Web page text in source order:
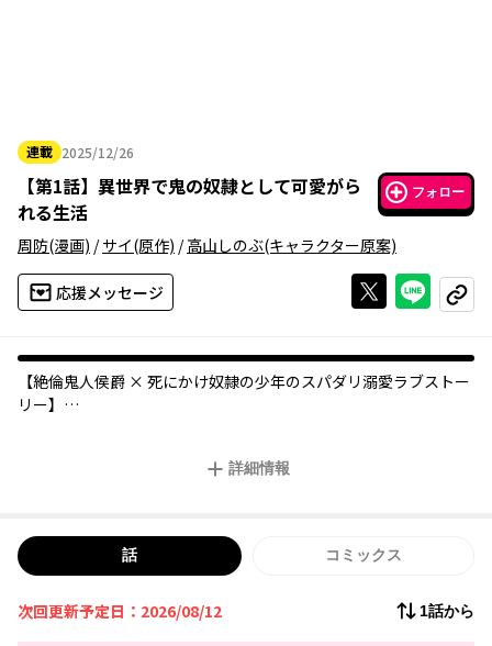
連載 2025/12/26
2025年12月26日
【第1話】 異世界で鬼の奴隷として可愛がら
れる生活
フォロー
周防(漫画) /サイ(原作) /高山しのぶ(キャラクター原案)
応援メッセージ Xで投稿する
ライン
コピー
【絶倫鬼人侯爵 × 死にかけ奴隷の少年のスパダリ溺愛ラブストー
リー】
め「役立たず」の烙印を押され、奴隷として虐げられる日々を送
た。
食べられるか、力で蹂躙されるか。死を覚悟していたリンに命じ
なること」だった。
詳細情報
話 コミックス
次回更新予定日：2026/08/12 1話から